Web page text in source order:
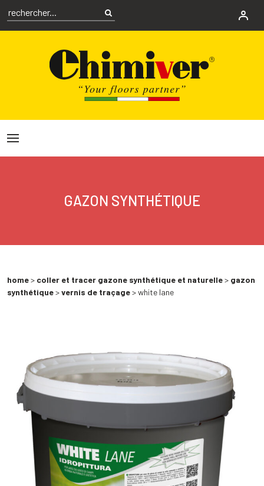
GAZON SYNTHÉTIQUE
home> coller et tracer gazone synthétique et naturelle> gazon
synthétique>vernis de traçage> white lane